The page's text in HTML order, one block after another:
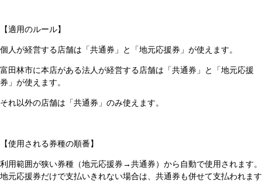
【適用のルール】
個人が経営する店舗は「共通券」と「地元応援券」が使えます。
富田林市に本店がある法人が経営する店舗は「共通券」と「地元応援
券」が使えます。
それ以外の店舗は「共通券」のみ使えます。
【使用される券種の順番】
利用範囲が狭い券種（地元応援券→共通券）から自動で使用されます。
地元応援券だけで支払いきれない場合は、共通券も併せて支払われます